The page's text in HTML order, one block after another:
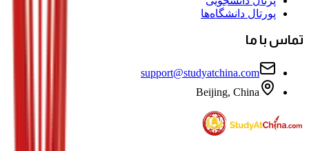
پورتال دانشگاه‌ها
تماس با ما
support@studyatchina.com
Beijing, China